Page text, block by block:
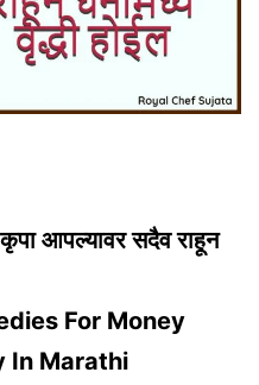
आपल्यावर सदैव राहून
For Money
In Marathi